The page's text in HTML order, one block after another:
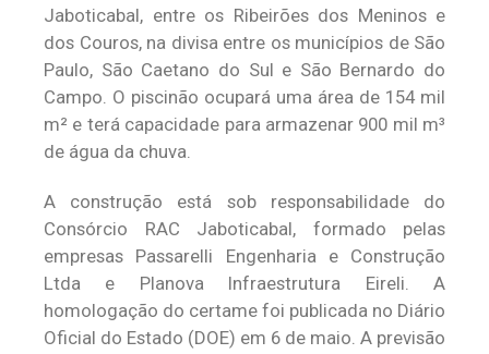
Jaboticabal, entre os Ribeirões dos Meninos e
dos Couros, na divisa entre os municípios de São
Paulo, São Caetano do Sul e São Bernardo do
Campo. O piscinão ocupará uma área de 154 mil
m² e terá capacidade para armazenar 900 mil m³
de água da chuva.
A construção está sob responsabilidade do
Consórcio RAC Jaboticabal, formado pelas
empresas Passarelli Engenharia e Construção
Ltda e Planova Infraestrutura Eireli. A
homologação do certame foi publicada no Diário
Oficial do Estado (DOE) em 6 de maio. A previsão